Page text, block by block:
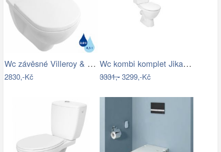
Wc závěsné Villeroy & Boch O.Novo zadní…
2830,-Kč
Wc kombi komplet Jika Lyra Plus šikmý…
3331,-3299,-Kč